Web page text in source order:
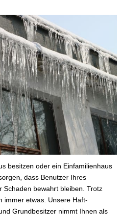
besitzen oder ein Einfamilienhaus
dass Benutzer Ihres
Schaden bewahrt bleiben. Trotz
immer etwas. Unsere Haft­
Grundbesitzer nimmt Ihnen als